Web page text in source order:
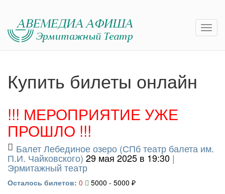
Купить билеты онлайн
!!! МЕРОПРИЯТИЕ УЖЕ
ПРОШЛО !!!
Балет Лебединое озеро (СПб театр балета им.
П.И. Чайковского) 29 мая 2025 в 19:30 |
Эрмитажный театр
Осталось билетов: 0 5000 - 5000 ₽